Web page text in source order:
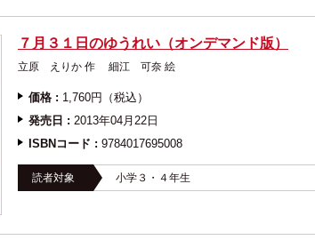
７月３１日のゆうれい（オンデマンド版）
立原 えりか 作 細江 可奈 絵
価格 : 1,760円（税込）
発売日 : 2013年04月22日
ISBNコード : 9784017695008
読者対象 小学３・４年生